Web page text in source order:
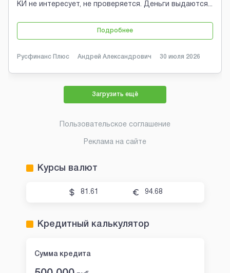
КИ не интересует, не проверяется. Деньги выдаются...
Подробнее
Русфинанс Плюс Андрей Александрович 30 июля 2026
Загрузить ещё
Пользовательское соглашение
Реклама на сайте
Курсы валют
81.61 94.68
Кредитный калькулятор
Сумма кредита